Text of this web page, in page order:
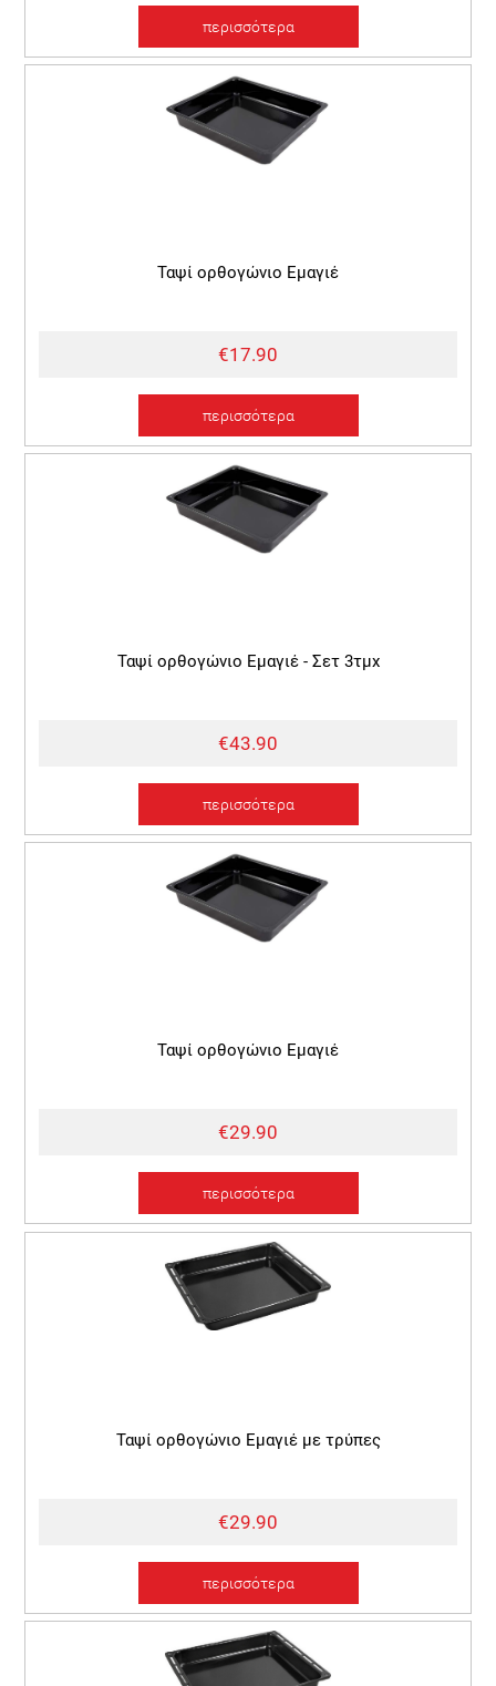
περισσότερα
Ταψί ορθογώνιο Εμαγιέ
€17.90
περισσότερα
Ταψί ορθογώνιο Εμαγιέ - Σετ 3τμχ
€43.90
περισσότερα
Ταψί ορθογώνιο Εμαγιέ
€29.90
περισσότερα
Ταψί ορθογώνιο Εμαγιέ με τρύπες
€29.90
περισσότερα